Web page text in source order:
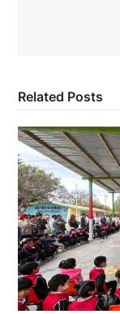
Related Posts